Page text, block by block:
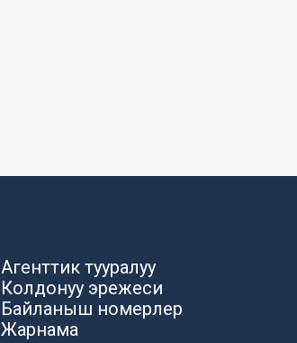
Агенттик тууралуу
Колдонуу эрежеси
Байланыш номерлер
Жарнама